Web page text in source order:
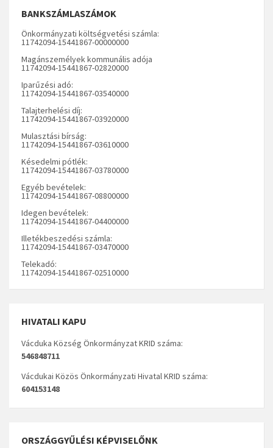
BANKSZÁMLASZÁMOK
Önkormányzati költségvetési számla:
11742094-15441867-00000000
Magánszemélyek kommunális adója
11742094-15441867-02820000
Iparűzési adó:
11742094-15441867-03540000
Talajterhelési díj:
11742094-15441867-03920000
Mulasztási bírság:
11742094-15441867-03610000
Késedelmi pótlék:
11742094-15441867-03780000
Egyéb bevételek:
11742094-15441867-08800000
Idegen bevételek:
11742094-15441867-04400000
Illetékbeszedési számla:
11742094-15441867-03470000
Telekadó:
11742094-15441867-02510000
HIVATALI KAPU
Vácduka Község Önkormányzat KRID száma:
546848711
Vácdukai Közös Önkormányzati Hivatal KRID száma:
604153148
ORSZÁGGYŰLÉSI KÉPVISELŐNK